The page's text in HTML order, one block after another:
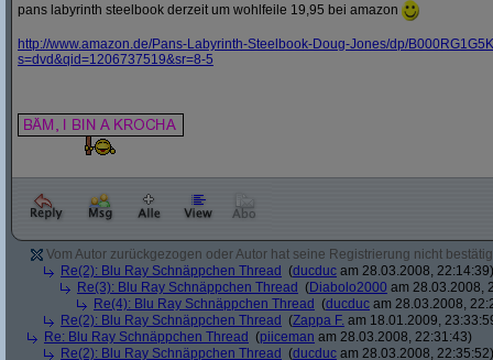
pans labyrinth steelbook derzeit um wohlfeile 19,95 bei amazon
http://www.amazon.de/Pans-Labyrinth-Steelbook-Doug-Jones/dp/
s=dvd&qid=1206737519&sr=8-5
Vom Autor zurückgezogen oder Autor hat seine Registrierung nicht
Re(2): Blu Ray Schnäppchen Thread (ducduc am 28.03.2008, 22:14:39)
Re(3): Blu Ray Schnäppchen Thread (Diabolo2000 am 28.03.2008,
Re(4): Blu Ray Schnäppchen Thread (ducduc am 28.03.2008,
Re(2): Blu Ray Schnäppchen Thread (Zappa F. am 18.01.2009,
Re: Blu Ray Schnäppchen Thread (piiceman am 28.03.2008, 22:31:43)
Re(2): Blu Ray Schnäppchen Thread (ducduc am 28.03.2008, 22:35:52)